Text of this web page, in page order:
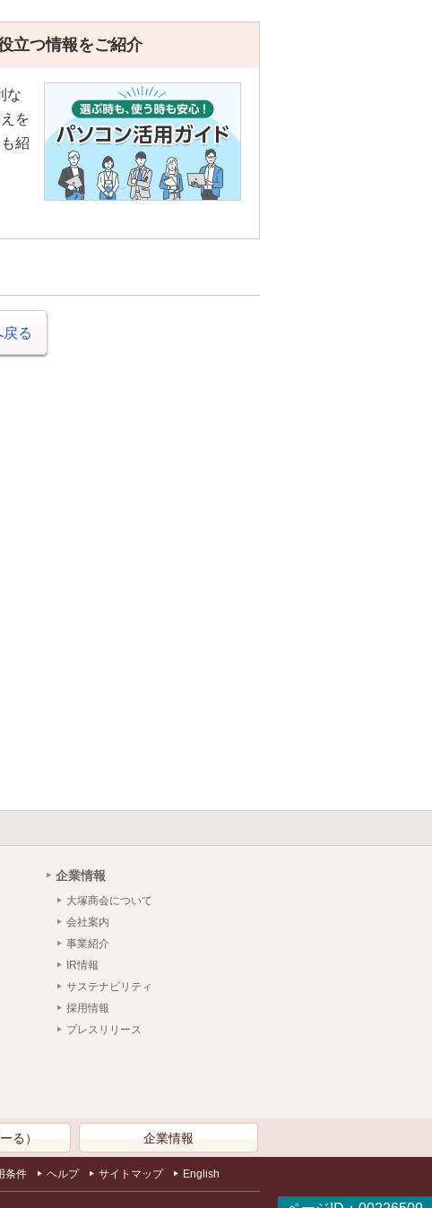
立つ情報をご紹介
な
を
紹
る
企業情報
大塚商会について
会社案内
事業紹介
IR情報
サステナビリティ
採用情報
プレスリリース
る） 企業情報
条件 ヘルプ サイトマップ English